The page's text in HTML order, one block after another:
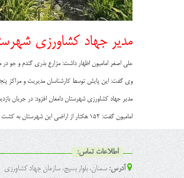
مدیر جهاد کشاورزی
علی اصغر امامیون اظهار داشت: مزارع بذری گندم و جو در
وی گفت: این پایش توسط کارشناسان مدیریت و مراکز
مدیر جهاد کشاورزی شهرستان دامغان افزود: در جریان
امامیون گفت: ۱۵۲ هکتار از اراضی این شهرستان به کشت مزارع بذری غلات برای تأمین بخشی از بذر سال آینده اختصاص یافته است.
اطلاعات تماس:
آدرس:سمنان، بلوار بسیج، سازمان جهاد کشاورزی